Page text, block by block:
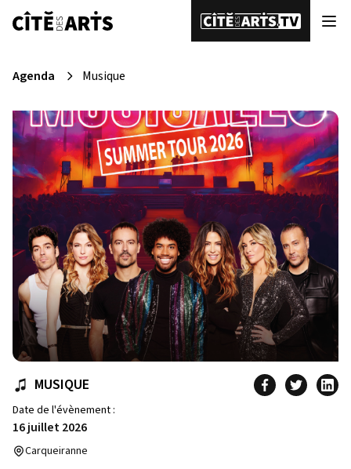
Agenda Musique
MUSIQUE
Date de l'évènement :
16 juillet 2026
Carqueiranne